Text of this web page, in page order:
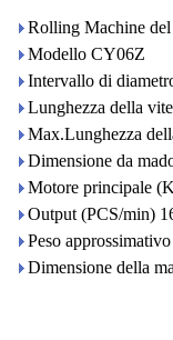
Rolling Machine
Modello CY06Z
Intervallo di
Lunghezza della
Max.Lunghezza
Dimensione da
Motore principale
Output (PCS/min)
Peso
Dimensione della